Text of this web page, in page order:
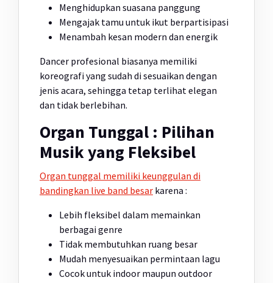
Menghidupkan suasana panggung
Mengajak tamu untuk ikut berpartisipasi
Menambah kesan modern dan energik
Dancer profesional biasanya memiliki
koreografi yang sudah di sesuaikan dengan
jenis acara, sehingga tetap terlihat elegan
dan tidak berlebihan.
Organ Tunggal : Pilihan
Musik yang Fleksibel
Organ tunggal memiliki keunggulan di
bandingkan live band besar karena :
Lebih fleksibel dalam memainkan
berbagai genre
Tidak membutuhkan ruang besar
Mudah menyesuaikan permintaan lagu
Cocok untuk indoor maupun outdoor